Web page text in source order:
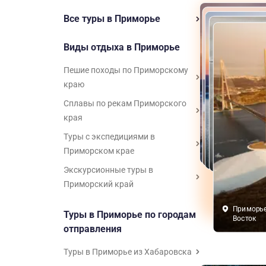
Все туры в Приморье
Виды отдыха в Приморье
Пешие походы по Приморскому
краю
Сплавы по рекам Приморского
края
Туры с экспедициями в
Приморском крае
Экскурсионные туры в
Приморский край
Туры в Приморье по городам
отправления
Туры в Приморье из Хабаровска
Восток
Восток
Восток
Приморье,
Восток
Приморье,